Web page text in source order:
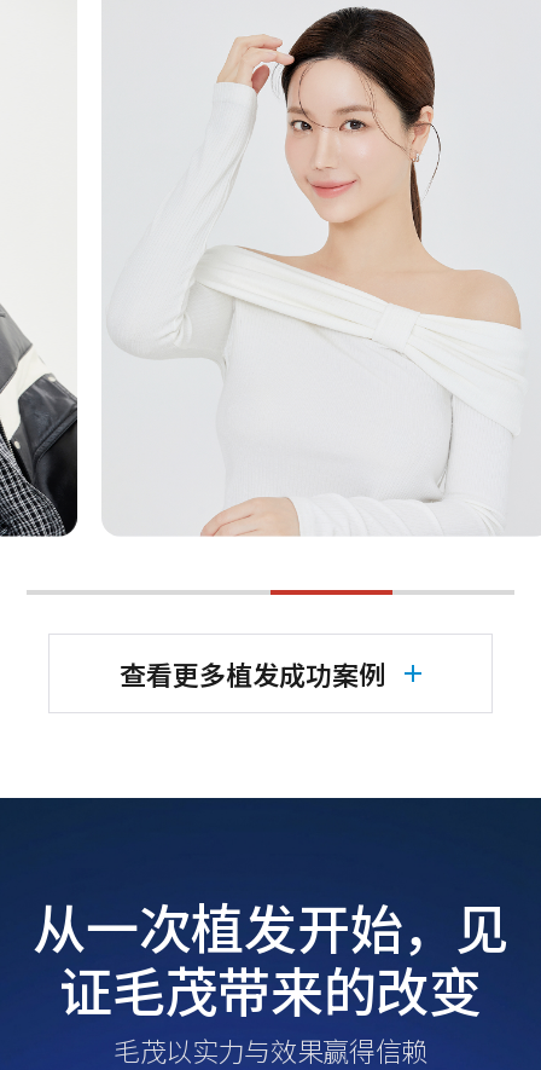
查看更多植发成功案例
从一次植发开始，见
证毛茂带来的改变
毛茂以实力与效果赢得信赖